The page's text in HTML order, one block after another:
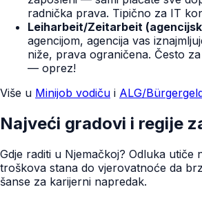
radnička prava. Tipično za IT
Leiharbeit/Zeitarbeit
agencijom, agencija vas
niže, prava ograničena. Često
— oprez!
Više u Minijob vodiču i ALG/
Najveći gradovi i regije
Gdje raditi u Njemačkoj? Odluka
troškova stana do vjerovatnoće da
šanse za karijerni napredak.